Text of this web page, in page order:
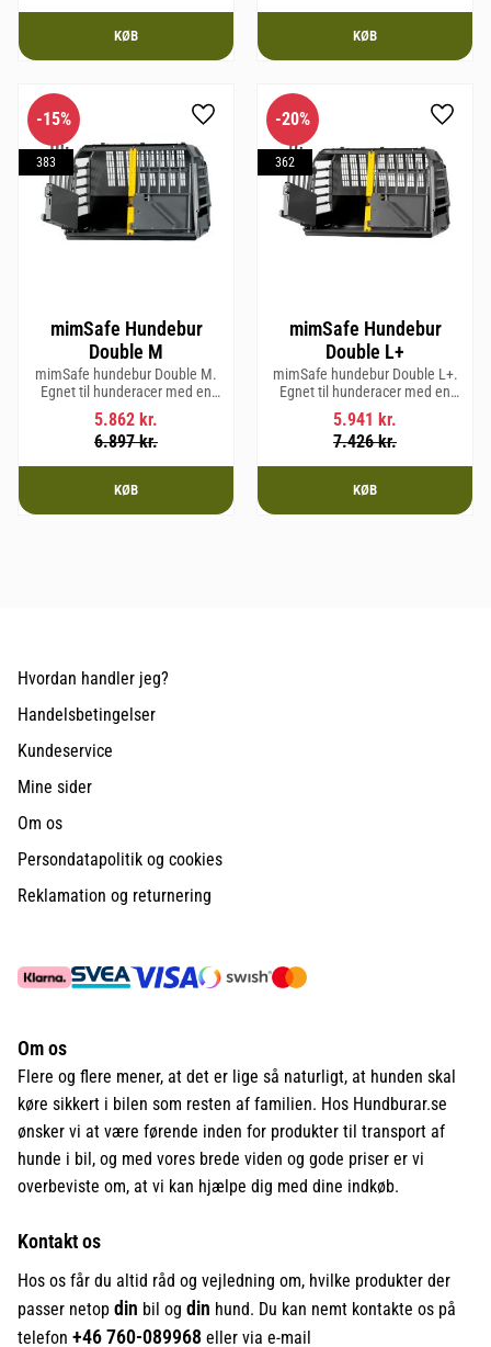
KØB KØB
mimSafe Hundebur
Double M
mimSafe hundebur Double M.
Egnet til hunderacer med en
skulderhøjde på op til 58 cm.
5.862 kr.
6.897kr.
15%
383
Gem som favorit
KØB
mimSafe Hundebur
Double L+
mimSafe hundebur Double L+.
Egnet til hunderacer med en
skulderhøjde på op til 62 cm.
5.941 kr.
7.426kr.
20%
362
Gem
KØB
Hvordan handler jeg?
Handelsbetingelser
Kundeservice
Mine sider
Om os
Persondatapolitik og cookies
Reklamation og returnering
Om os
Flere og flere mener, at det er lige så naturligt, at hunden skal
køre sikkert i bilen som resten af familien. Hos Hundburar.se
ønsker vi at være førende inden for produkter til transport af
hunde i bil, og med vores brede viden og gode priser er vi
overbeviste om, at vi kan hjælpe dig med dine indkøb.
Kontakt os
Hos os får du altid råd og vejledning om, hvilke produkter der
passer netop din bil og din hund. Du kan nemt kontakte os på
telefon +46760-089968 eller via e-mail